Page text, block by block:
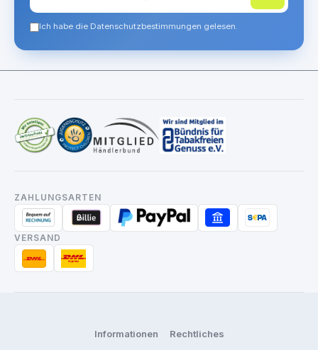
Ich habe die Datenschutzbestimmungen gelesen.
ZAHLUNGSARTEN
VERSAND
Informationen Rechtliches